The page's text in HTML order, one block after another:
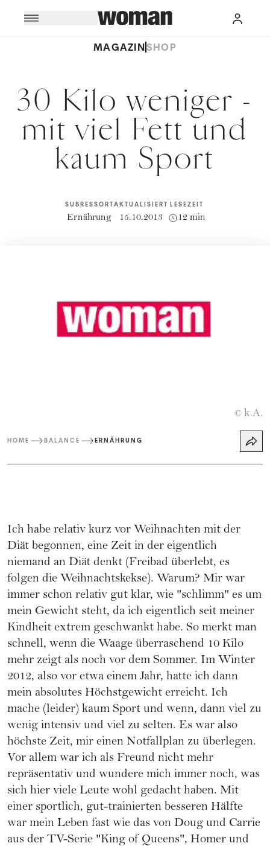
MAGAZINSHOP
30 Kilo weniger -
mit viel Fett und
kaum Sport
SUBRESSORT
Ernährung
AKTUALISIERT
15.10.2013
LESEZEIT
12 min
© k.A.
HOME BALANCE ERNÄHRUNG
Ich habe relativ kurz vor Weihnachten mit der
Diät begonnen, eine Zeit in der eigentlich
niemand an Diät denkt (Freibad überlebt, es
folgen die Weihnachtskekse). Warum? Mir war
immer schon relativ gut klar, wie "schlimm" es um
mein Gewicht steht, da ich eigentlich seit meiner
Kindheit extrem geschwankt habe. So merkt man
schnell, wenn die Waage überraschend 10 Kilo
mehr zeigt als noch vor dem Sommer. Im Winter
2012, also vor etwa einem Jahr, hatte ich dann
mein absolutes Höchstgewicht erreicht. Ich
mache (leider) kaum Sport und wenn, dann viel zu
wenig intensiv und viel zu selten. Es war also
höchste Zeit, mir einen Notfallplan zu überlegen.
Vor allem war ich als Freund nicht mehr
repräsentativ und wundere mich immer noch, was
sich hier viele Leute wohl gedacht haben. Mit
einer sportlich, gut-trainierten besseren Hälfte
war mein Leben fast wie das von Doug und Carrie
aus der TV-Serie "King of Queens", Homer und